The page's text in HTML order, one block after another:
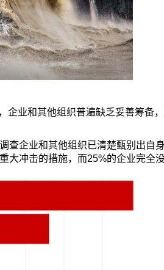
业和其他组织普遍缺乏妥善筹备
企业和其他组织已清楚甄别出自
大冲击的措施，而25%的企业完全